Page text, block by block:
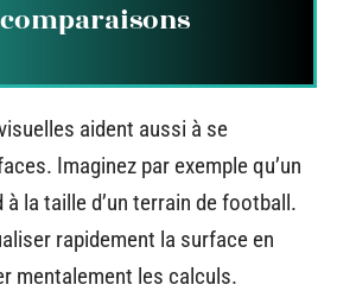
aident aussi à se
Imaginez par exemple qu’un
la taille d’un terrain de football.
rapidement la surface en
mentalement les calculs.